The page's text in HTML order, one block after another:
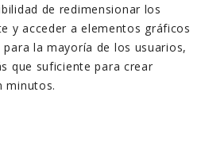
de redimensionar los
y acceder a elementos gráficos
la mayoría de los usuarios,
que suficiente para crear
minutos.